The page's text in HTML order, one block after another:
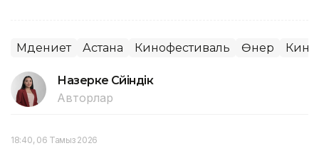
Мәдениет Астана Кинофестиваль Өнер Кино
Назерке Сүйіндік
Авторлар
18:40, 06 Тамыз 2026